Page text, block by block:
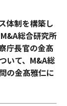
体制を構築し
総合研究所
庁長官の金髙
いて、M&A総
の金髙雅仁に